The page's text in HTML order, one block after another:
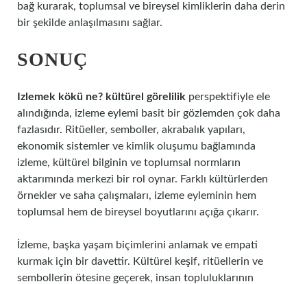
bağ kurarak, toplumsal ve bireysel kimliklerin daha derin
bir şekilde anlaşılmasını sağlar.
SONUÇ
Izlemek kökü ne? kültürel görelilik perspektifiyle ele
alındığında, izleme eylemi basit bir gözlemden çok daha
fazlasıdır. Ritüeller, semboller, akrabalık yapıları,
ekonomik sistemler ve kimlik oluşumu bağlamında
izleme, kültürel bilginin ve toplumsal normların
aktarımında merkezi bir rol oynar. Farklı kültürlerden
örnekler ve saha çalışmaları, izleme eyleminin hem
toplumsal hem de bireysel boyutlarını açığa çıkarır.
İzleme, başka yaşam biçimlerini anlamak ve empati
kurmak için bir davettir. Kültürel keşif, ritüellerin ve
sembollerin ötesine geçerek, insan topluluklarının